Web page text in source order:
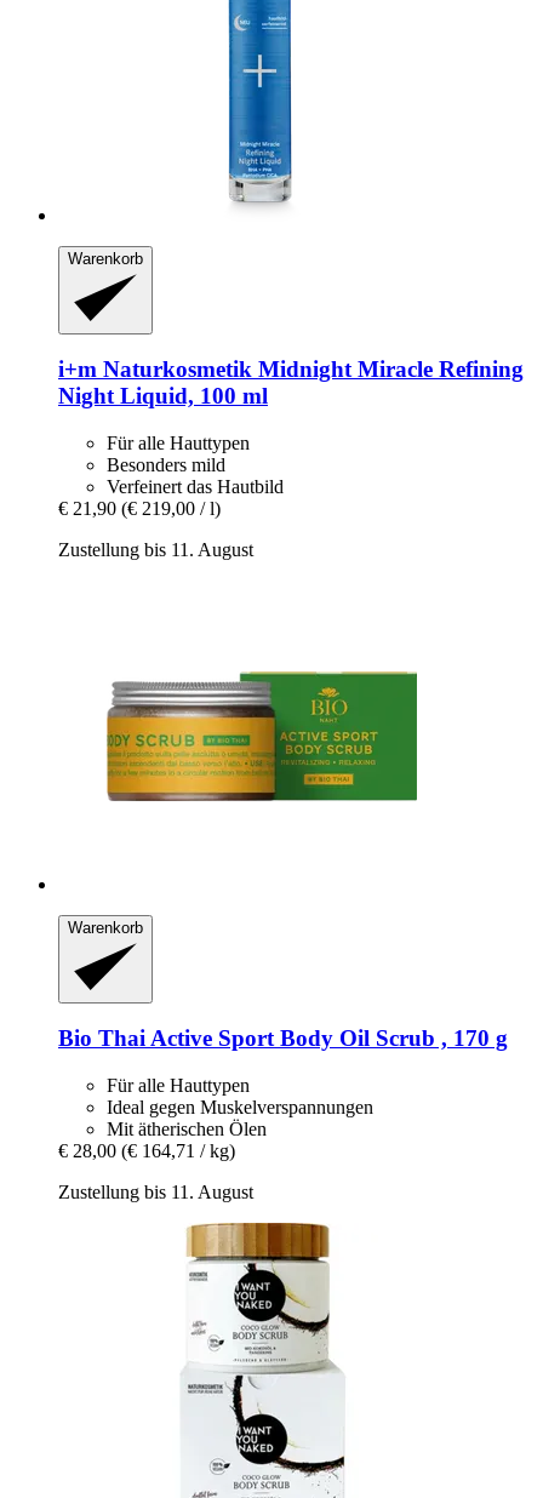
Warenkorb
i+m Naturkosmetik Midnight Miracle Refining
Night Liquid, 100 ml
Für alle Hauttypen
Besonders mild
Verfeinert das Hautbild
€ 21,90 (€ 219,00 / l)
Zustellung bis 11. August
Warenkorb
Bio ThaiActive Sport Body Oil Scrub , 170 g
Für alle Hauttypen
Ideal gegen Muskelverspannungen
Mit ätherischen Ölen
€ 28,00 (€ 164,71 / kg)
Zustellung bis 11. August